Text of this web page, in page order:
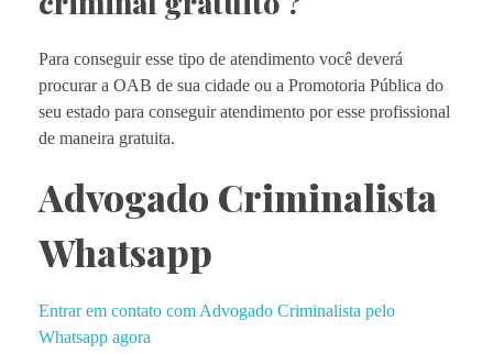
Para conseguir esse tipo de atendimento você deverá
procurar a OAB de sua cidade ou a Promotoria Pública do
seu estado para conseguir atendimento por esse profissional
de maneira gratuita.
Advogado Criminalista
Whatsapp
Entrar em contato com Advogado Criminalista pelo
Whatsapp agora